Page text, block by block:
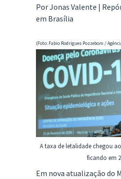
Por Jonas Valente |
em Brasília
(Foto: Fabio Rodrigues Pozzebom /
A taxa de letalidade chegou
ficando em
Em nova atualização do